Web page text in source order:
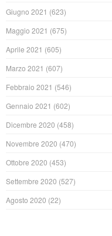
Giugno 2021 (623)
Maggio 2021 (675)
Aprile 2021 (605)
Marzo 2021 (607)
Febbraio 2021 (546)
Gennaio 2021 (602)
Dicembre 2020 (458)
Novembre 2020 (470)
Ottobre 2020 (453)
Settembre 2020 (527)
Agosto 2020 (22)